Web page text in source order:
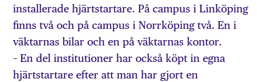
installerade hjärtstartare. På campus i Linköping
finns två och på campus i Norrköping två. En i
väktarnas bilar och en på väktarnas kontor.
– En del institutioner har också köpt in egna
hjärtstartare efter att man har gjort en